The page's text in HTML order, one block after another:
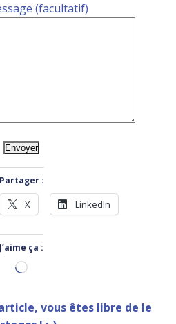
(facultatif)
Partager :
X LinkedIn
J’aime ça :
Chargement…
vous êtes libre de le